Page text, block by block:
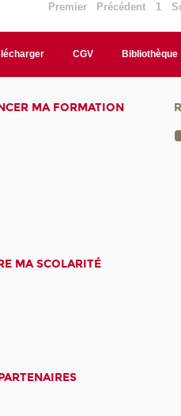
Premier Précédent 1
CGV Bibliothèque
MA FORMATION
MA SCOLARITÉ